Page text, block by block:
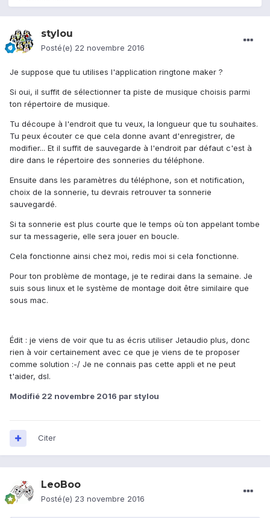
stylou
Posté(e) 22 novembre 2016
Je suppose que tu utilises l'application ringtone maker ?
Si oui, il suffit de sélectionner ta piste de musique choisis parmi
ton répertoire de musique.
Tu découpe à l'endroit que tu veux, la longueur que tu souhaites.
Tu peux écouter ce que cela donne avant d'enregistrer, de
modifier... Et il suffit de sauvegarde à l'endroit par défaut c'est à
dire dans le répertoire des sonneries du téléphone.
Ensuite dans les paramètres du téléphone, son et notification,
choix de la sonnerie, tu devrais retrouver ta sonnerie
sauvegardé.
Si ta sonnerie est plus courte que le temps où ton appelant tombe
sur ta messagerie, elle sera jouer en boucle.
Cela fonctionne ainsi chez moi, redis moi si cela fonctionne.
Pour ton problème de montage, je te redirai dans la semaine. Je
suis sous linux et le système de montage doit être similaire que
sous mac.
Édit : je viens de voir que tu as écris utiliser Jetaudio plus, donc
rien à voir certainement avec ce que je viens de te proposer
comme solution :-/ Je ne connais pas cette appli et ne peut
t'aider, dsl.
Modifié 22 novembre 2016 par stylou
Citer
LeoBoo
Posté(e) 23 novembre 2016